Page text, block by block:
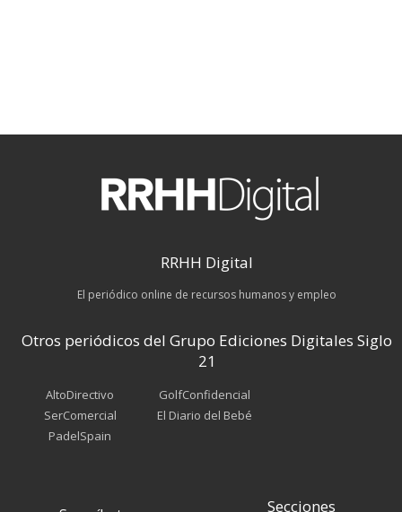
RRHH Digital
El periódico online de recursos humanos y empleo
Otros periódicos del Grupo Ediciones Digitales Siglo
21
AltoDirectivo
SerComercial
PadelSpain
GolfConfidencial
El Diario del Bebé
Secciones